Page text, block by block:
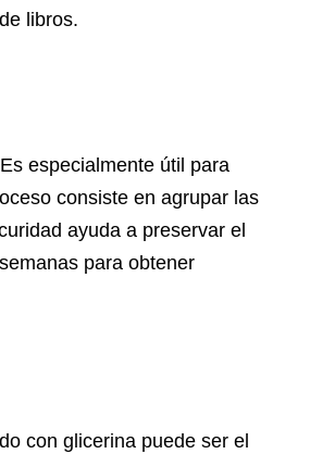
libros.
especialmente útil para
consiste en agrupar las
ayuda a preservar el
para obtener
con glicerina puede ser el